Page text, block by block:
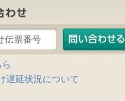
遅延状況について